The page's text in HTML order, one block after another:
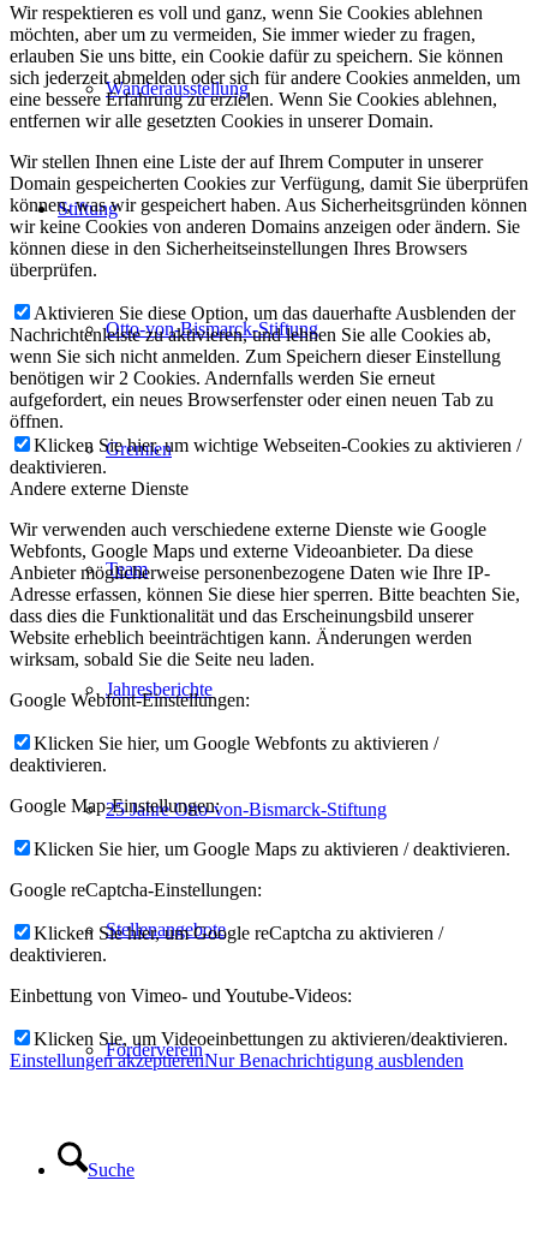
Wanderausstellung
Stiftung
Otto-von-Bismarck-Stiftung
Gremien
Team
Jahresberichte
25 Jahre Otto-von-Bismarck-Stiftung
Stellenangebote
Förderverein
Suche
Wir respektieren es voll und ganz, wenn Sie Cookies ablehnen
möchten, aber um zu vermeiden, Sie immer wieder zu fragen,
erlauben Sie uns bitte, ein Cookie dafür zu speichern. Sie können
sich jederzeit abmelden oder sich für andere Cookies anmelden, um
eine bessere Erfahrung zu erzielen. Wenn Sie Cookies ablehnen,
entfernen wir alle gesetzten Cookies in unserer Domain.
Wir stellen Ihnen eine Liste der auf Ihrem Computer in unserer
Domain gespeicherten Cookies zur Verfügung, damit Sie überprüfen
können, was wir gespeichert haben. Aus Sicherheitsgründen können
wir keine Cookies von anderen Domains anzeigen oder ändern. Sie
können diese in den Sicherheitseinstellungen Ihres Browsers
überprüfen.
Aktivieren Sie diese Option, um das dauerhafte Ausblenden der
Nachrichtenleiste zu aktivieren, und lehnen Sie alle Cookies ab,
wenn Sie sich nicht anmelden. Zum Speichern dieser Einstellung
benötigen wir 2 Cookies. Andernfalls werden Sie erneut
aufgefordert, ein neues Browserfenster oder einen neuen Tab zu
öffnen.
Klicken Sie hier, um wichtige Webseiten-Cookies zu aktivieren /
deaktivieren.
Andere externe Dienste
Wir verwenden auch verschiedene externe Dienste wie Google
Webfonts, Google Maps und externe Videoanbieter. Da diese
Anbieter möglicherweise personenbezogene Daten wie Ihre IP-
Adresse erfassen, können Sie diese hier sperren. Bitte beachten Sie,
dass dies die Funktionalität und das Erscheinungsbild unserer
Website erheblich beeinträchtigen kann. Änderungen werden
wirksam, sobald Sie die Seite neu laden.
Google Webfont-Einstellungen:
Klicken Sie hier, um Google Webfonts zu aktivieren /
deaktivieren.
Google Map-Einstellungen:
Klicken Sie hier, um Google Maps zu aktivieren / deaktivieren.
Google reCaptcha-Einstellungen:
Klicken Sie hier, um Google reCaptcha zu aktivieren /
deaktivieren.
Einbettung von Vimeo- und Youtube-Videos:
Klicken Sie, um Videoeinbettungen zu aktivieren/deaktivieren.
Einstellungen akzeptierenNur Benachrichtigung ausblenden